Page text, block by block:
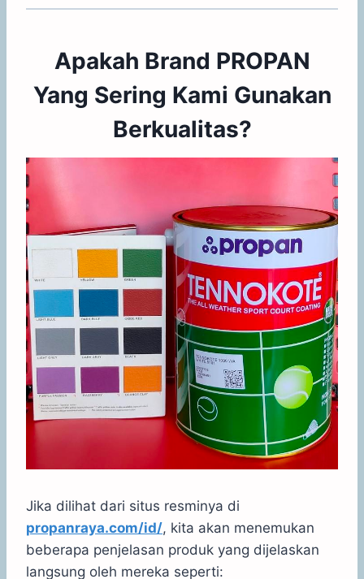
Apakah Brand PROPAN
Yang Sering Kami Gunakan
Berkualitas?
Jika dilihat dari situs resminya di
propanraya.com/id/, kita akan menemukan
beberapa penjelasan produk yang dijelaskan
langsung oleh mereka seperti: